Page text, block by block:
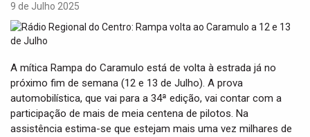
i
9 de Julho 2025
A mítica Rampa do Caramulo está de volta à estrada já no
próximo fim de semana (12 e 13 de Julho). A prova
automobilística, que vai para a 34ª edição, vai contar com a
participação de mais de meia centena de pilotos. Na
assistência estima-se que estejam mais uma vez milhares de